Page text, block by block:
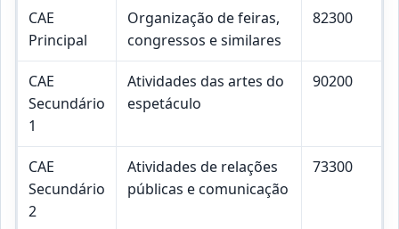
CAE
Principal
Organização de feiras,
congressos e similares
82300
CAE
Secundário
1
Atividades das artes do
espetáculo
90200
CAE
Secundário
2
Atividades de relações
públicas e comunicação
73300